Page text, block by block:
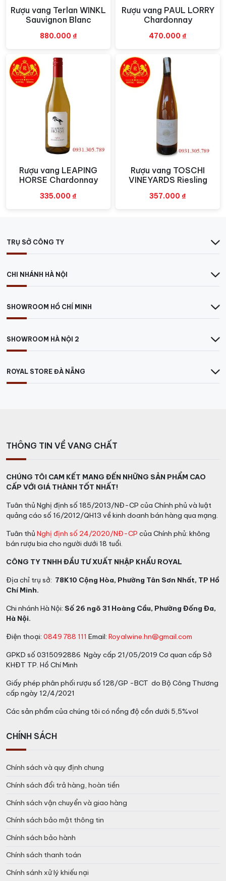
Xem nhanh
Rượu vang Terlan WINKL
Sauvignon Blanc
880.000 ₫
Xem nhanh
Rượu vang PAUL LORRY
Chardonnay
470.000 ₫
Xem nhanh
Rượu vang LEAPING
HORSE Chardonnay
335.000 ₫
Xem nhanh
Rượu vang TOSCHI
VINEYARDS Riesling
357.000 ₫
TRỤ SỞ CÔNG TY
CHI NHÁNH HÀ NỘI
SHOWROOM HỒ CHÍ MINH
SHOWROOM HÀ NỘI 2
ROYAL STORE ĐÀ NẴNG
THÔNG TIN VỀ VANG CHẤT
CHÚNG TÔI CAM KẾT MANG ĐẾN NHỮNG SẢN PHẨM CAO
CẤP VỚI GIÁ THÀNH TỐT NHẤT!
Tuân thủ Nghị định số 185/2013/NĐ-CP của Chính phủ và luật
quảng cáo số 16/2012/QH13 về kinh doanh bán hàng qua mạng.
Tuân thủ Nghị định số 24/2020/NĐ-CP của Chính phủ: không
bán rượu bia cho người dưới 18 tuổi.
CÔNG TY TNHH ĐẦU TƯ XUẤT NHẬP KHẨU ROYAL
Địa chỉ trụ sở: 78K10 Cộng Hòa, Phường Tân Sơn Nhất, TP Hồ
Chí Minh.
Chi nhánh Hà Nội: Số 26 ngõ 31 Hoàng Cầu, Phường Đống Đa,
Hà Nội.
Điện thoại: 0849 788 111 Email: Royalwine.hn@gmail.com
GPKD số 0315092886 Ngày cấp 21/05/2019 Cơ quan cấp Sở
KHĐT TP. Hồ Chí Minh
Giấy phép phân phối rượu số 128/GP -BCT do Bộ Công Thương
cấp ngày 12/4/2021
Các sản phẩm của chúng tôi có nồng độ cồn dưới 5,5%vol
CHÍNH SÁCH
Chính sách và quy định chung
Chính sách đổi trả hàng, hoàn tiền
Chính sách vận chuyển và giao hàng
Chính sách bảo mật thông tin
Chính sách bảo hành
Chính sách thanh toán
Chính sánh xử lý khiếu nại